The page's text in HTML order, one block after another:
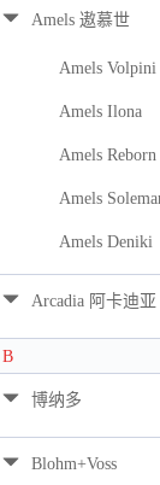
Amels 遨慕世
Amels Volpini
Amels Ilona
Amels
Amels
Amels Deniki
Arcadia 阿卡迪亚
B
博纳多
Blohm+Voss